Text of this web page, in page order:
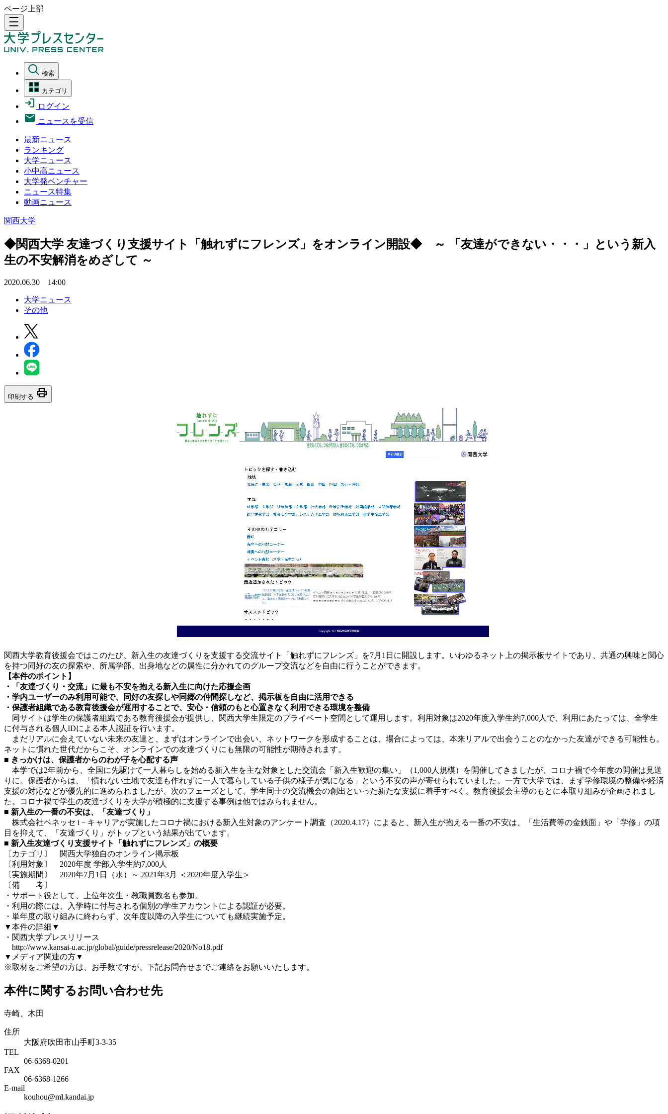
ページ上部
density_medium
検索
カテゴリ
ログイン
ニュースを受信
最新ニュース
ランキング
大学ニュース
小中高ニュース
大学発ベンチャー
ニュース特集
動画ニュース
関西大学
◆関西大学 友達づくり支援サイト「触れずにフレンズ」をオンライン開設◆ ～ 「友達ができない・・・」という新入
生の不安解消をめざして ～
2020.06.30 14:00
大学ニュース
その他
印刷する print
関西大学教育後援会ではこのたび、新入生の友達づくりを支援する交流サイト「触れずにフレンズ」を7月1日に開設します。いわゆるネット上の掲示板サイトであり、共通の興味と関心
を持つ同好の友の探索や、所属学部、出身地などの属性に分かれてのグループ交流などを自由に行うことができます。
【本件のポイント】
・「友達づくり・交流」に最も不安を抱える新入生に向けた応援企画
・学内ユーザーのみ利用可能で、同好の友探しや同郷の仲間探しなど、掲示板を自由に活用できる
・保護者組織である教育後援会が運用することで、安心・信頼のもと心置きなく利用できる環境を整備
同サイトは学生の保護者組織である教育後援会が提供し、関西大学生限定のプライベート空間として運用します。利用対象は2020年度入学生約7,000人で、利用にあたっては、全学生
に付与される個人IDによる本人認証を行います。
まだリアルに会えていない未来の友達と、まずはオンラインで出会い、ネットワークを形成することは、場合によっては、本来リアルで出会うことのなかった友達ができる可能性も。
ネットに慣れた世代だからこそ、オンラインでの友達づくりにも無限の可能性が期待されます。
■ きっかけは、保護者からのわが子を心配する声
本学では2年前から、全国に先駆けて一人暮らしを始める新入生を主な対象とした交流会「新入生歓迎の集い」（1,000人規模）を開催してきましたが、コロナ禍で今年度の開催は見送
りに。保護者からは、「慣れない土地で友達も作れずに一人で暮らしている子供の様子が気になる」という不安の声が寄せられていました。一方で大学では、まず学修環境の整備や経済
支援の対応などが優先的に進められましたが、次のフェーズとして、学生同士の交流機会の創出といった新たな支援に着手すべく、教育後援会主導のもとに本取り組みが企画されまし
た。コロナ禍で学生の友達づくりを大学が積極的に支援する事例は他ではみられません。
■ 新入生の一番の不安は、「友達づくり」
株式会社ベネッセ i－キャリアが実施したコロナ禍における新入生対象のアンケート調査（2020.4.17）によると、新入生が抱える一番の不安は、「生活費等の金銭面」や「学修」の項
目を抑えて、「友達づくり」がトップという結果が出ています。
■ 新入生友達づくり支援サイト「触れずにフレンズ」の概要
〔カテゴリ〕 関西大学独自のオンライン掲示板
〔利用対象〕 2020年度 学部入学生約7,000人
〔実施期間〕 2020年7月1日（水）～ 2021年3月 ＜2020年度入学生＞
〔備 考〕
・サポート役として、上位年次生・教職員数名も参加。
・利用の際には、入学時に付与される個別の学生アカウントによる認証が必要。
・単年度の取り組みに終わらず、次年度以降の入学生についても継続実施予定。
▼本件の詳細▼
・関西大学プレスリリース
http://www.kansai-u.ac.jp/global/guide/pressrelease/2020/No18.pdf
▼メディア関連の方▼
※取材をご希望の方は、お手数ですが、下記お問合せまでご連絡をお願いいたします。
本件に関するお問い合わせ先
寺崎、木田
住所
大阪府吹田市山手町3-3-35
TEL
06-6368-0201
FAX
06-6368-1266
E-mail
kouhou@ml.kandai.jp